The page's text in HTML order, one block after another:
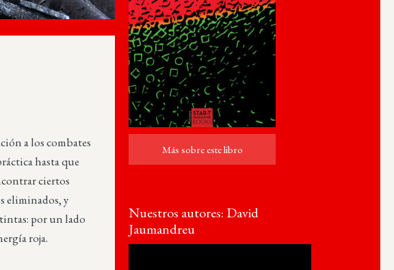
a los combates
hasta que
ciertos
eliminados, y
por un lado
roja.
Más sobre este libro
Nuestros autores: David
Jaumandreu